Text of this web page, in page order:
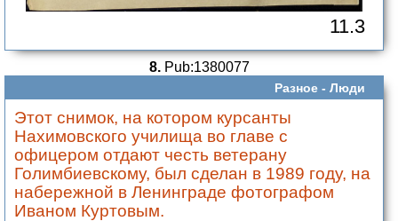
11.3
8.Pub:1380077
Разное - Люди
Этот снимок, на котором курсанты
Нахимовского училища во главе с
офицером отдают честь ветерану
Голимбиевскому, был сделан в 1989 году, на
набережной в Ленинграде фотографом
Иваном Куртовым.